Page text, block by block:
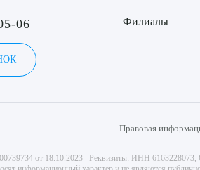
06 Филиалы
Правовая
от 18.10.2023 Реквизиты: ИНН